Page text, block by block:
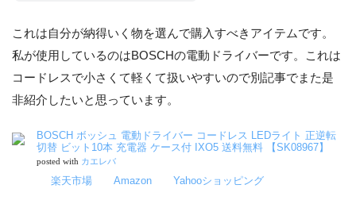
これは自分が納得いく物を選んで購入すべきアイテムです。
私が使用しているのはBOSCHの電動ドライバーです。これは
コードレスで小さくて軽くて扱いやすいので別記事でまた是
非紹介したいと思っています。
BOSCH ボッシュ 電動ドライバー コードレス LEDライト 正逆転
切替 ビット10本 充電器 ケース付 IXO5 送料無料 【SK08967】
posted with カエレバ
楽天市場 Amazon Yahooショッピング